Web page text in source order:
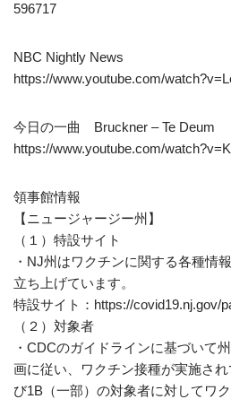
596717
NBC Nightly News
https://www.youtube.com/
今日の一曲 Bruckner – Te Deum
https://www.youtube.com/
領事館情報
【ニュージャージー州】
（１）特設サイト
・NJ州はワクチンに関する各種情
立ち上げています。
特設サイト：https://covid19.nj.gov/
（２）対象者
・CDCのガイドラインに基づいて
画に従い、ワクチン接種が実施さ
び1B（一部）の対象者に対してワ